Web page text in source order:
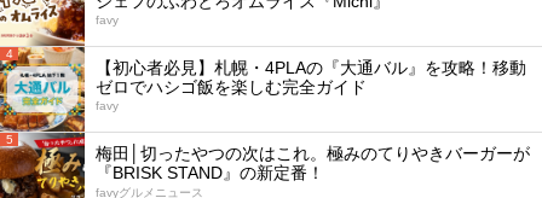
favy
4
【初心者必見】札幌・4PLAの『大通バル』を攻略！移動
ゼロでハシゴ飯を楽しむ完全ガイド
favy
5
梅田│切ったやつの次はこれ。極みのてりやきバーガーが
『BRISK STAND』の新定番！
favyグルメニュース